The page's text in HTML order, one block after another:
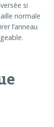
si
normale
l’anneau